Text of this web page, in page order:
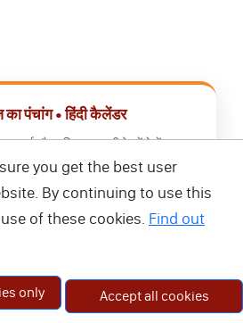
पंचांग • हिंदी कैलेंडर
मुहूर्त और राशिफल एक ही ऐप में देखें।
कैलेंडर ऐप डाउनलोड करें
you get the best user
By continuing to use this
of these cookies. Find out
only Accept all cookies